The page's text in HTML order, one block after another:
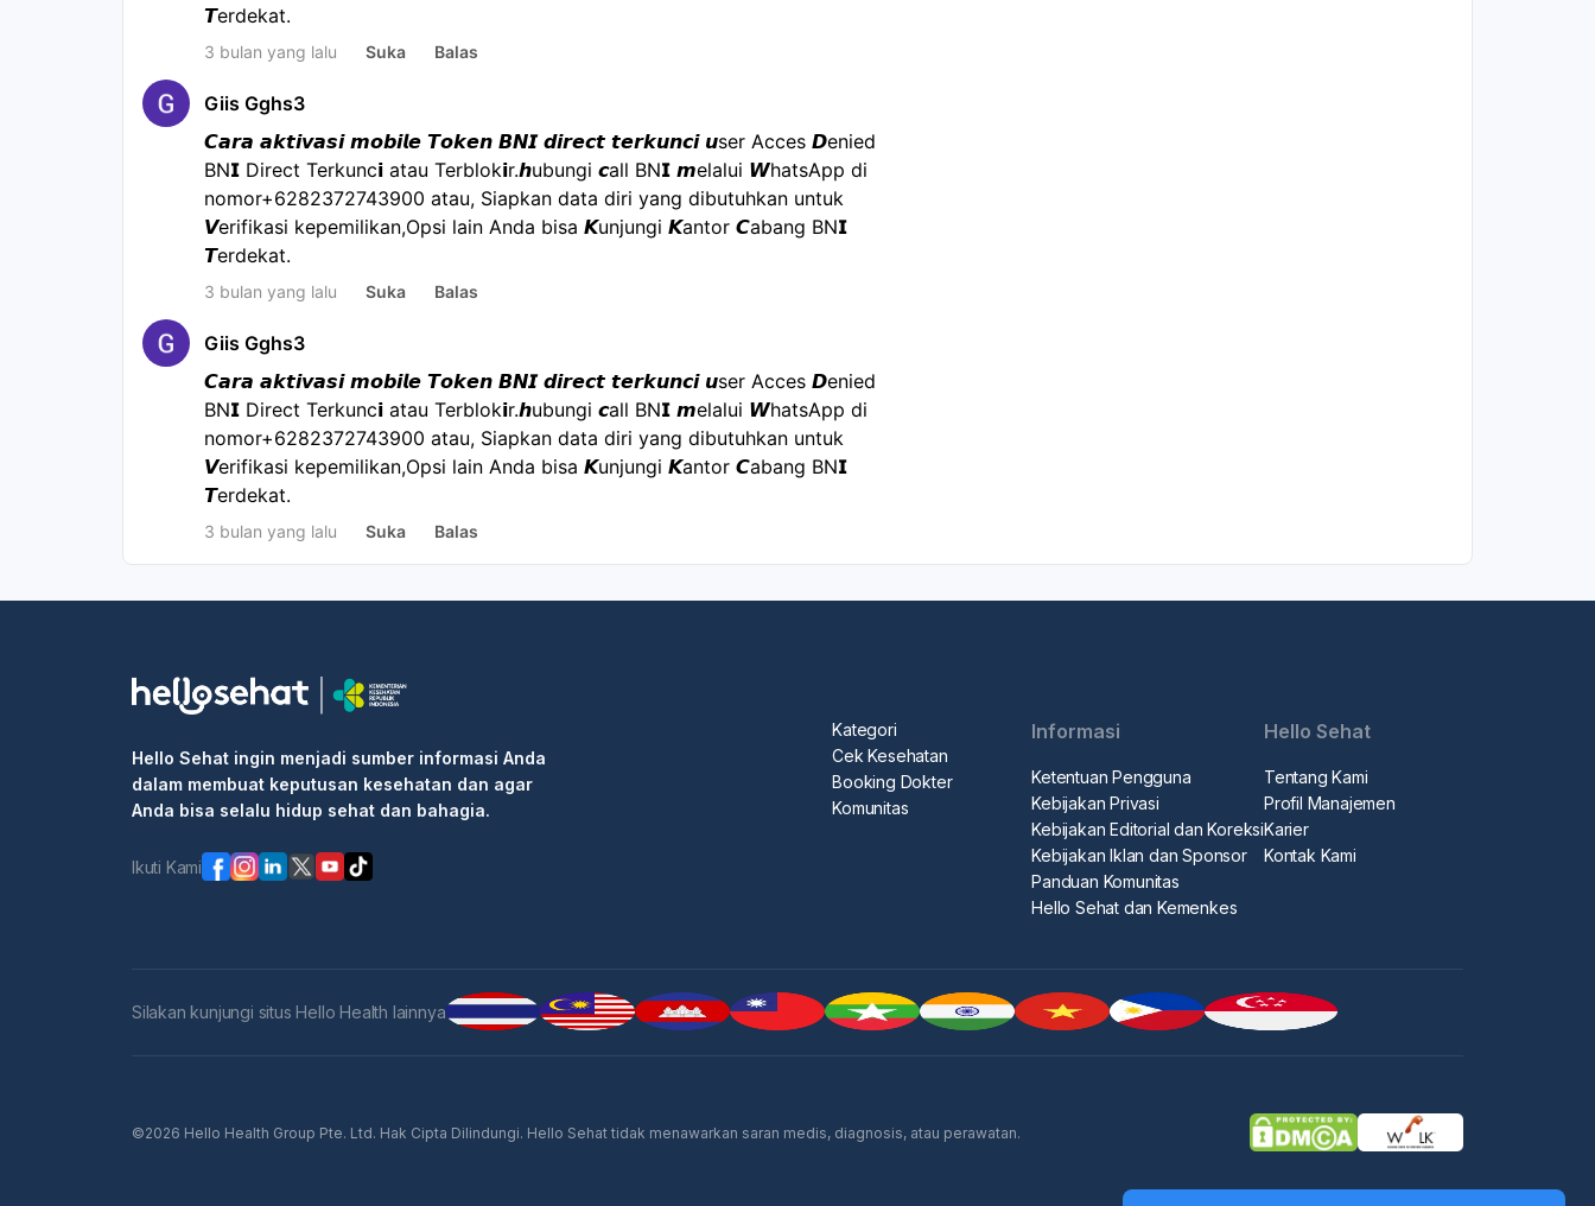
𝙏erdekat.
3 bulan yang lalu Suka Balas
Giis Gghs3
𝘾𝙖𝙧𝙖 𝙖𝙠𝙩𝙞𝙫𝙖𝙨𝙞 𝙢𝙤𝙗𝙞𝙡𝙚 𝙏𝙤𝙠𝙚𝙣 𝘽𝙉𝙄 𝙙𝙞𝙧𝙚𝙘𝙩 𝙩𝙚𝙧𝙠𝙪𝙣𝙘𝙞 𝙪ser Acces 𝘿enied
BN𝗜 Direct Terkunc𝗶 atau Terblok𝗶r.𝙝ubungi 𝙘all BN𝗜 𝙢elalui 𝙒hatsApp di
nomor+6282372743900 atau, Siapkan data diri yang dibutuhkan untuk
𝙑erifikasi kepemilikan,Opsi lain Anda bisa 𝙆unjungi 𝙆antor 𝘾abang BN𝗜
𝙏erdekat.
3 bulan yang lalu Suka Balas
Giis Gghs3
𝘾𝙖𝙧𝙖 𝙖𝙠𝙩𝙞𝙫𝙖𝙨𝙞 𝙢𝙤𝙗𝙞𝙡𝙚 𝙏𝙤𝙠𝙚𝙣 𝘽𝙉𝙄 𝙙𝙞𝙧𝙚𝙘𝙩 𝙩𝙚𝙧𝙠𝙪𝙣𝙘𝙞 𝙪ser Acces 𝘿enied
BN𝗜 Direct Terkunc𝗶 atau Terblok𝗶r.𝙝ubungi 𝙘all BN𝗜 𝙢elalui 𝙒hatsApp di
nomor+6282372743900 atau, Siapkan data diri yang dibutuhkan untuk
𝙑erifikasi kepemilikan,Opsi lain Anda bisa 𝙆unjungi 𝙆antor 𝘾abang BN𝗜
𝙏erdekat.
3 bulan yang lalu Suka Balas
Hello Sehat ingin menjadi sumber informasi Anda
dalam membuat keputusan kesehatan dan agar
Anda bisa selalu hidup sehat dan bahagia.
Ikuti Kami
Kategori
Cek Kesehatan
Booking Dokter
Komunitas
Informasi
Ketentuan Pengguna
Kebijakan Privasi
Kebijakan Editorial dan Koreksi
Kebijakan Iklan dan Sponsor
Panduan Komunitas
Hello Sehat dan Kemenkes
Hello Sehat
Tentang Kami
Profil Manajemen
Karier
Kontak Kami
Silakan kunjungi situs Hello Health lainnya
©2026 Hello Health Group Pte. Ltd. Hak Cipta Dilindungi. Hello Sehat tidak menawarkan saran medis, diagnosis, atau perawatan.